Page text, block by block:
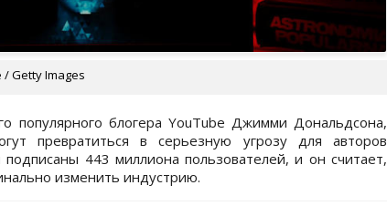
Getty Images
популярного блогера YouTube Джимми Дональдсона,
превратиться в серьезную угрозу для авторов
443 миллиона пользователей, и он считает,
изменить индустрию.